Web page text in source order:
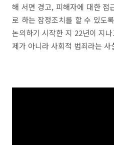
해 서면 경고, 피해자에 대한 접
로 하는 잠정조치를 할 수 있도
논의하기 시작한 지 22년이 지
제가 아니라 사회적 범죄라는